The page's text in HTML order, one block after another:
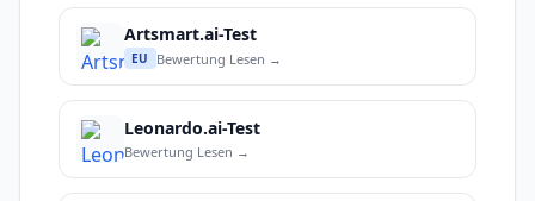
Artsmart.ai-Test
EU Bewertung Lesen →
Leonardo.ai-Test
Bewertung Lesen →